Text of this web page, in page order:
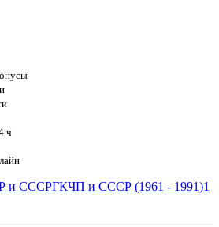
ч
и СССРГКЧП и СССР (1961 - 1991)1